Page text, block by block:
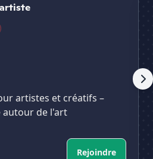
artistes et créatifs –
autour de l'art
Rejoindre